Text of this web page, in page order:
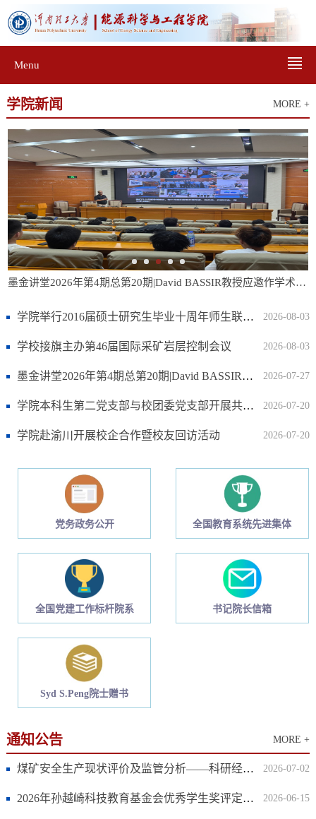
Menu
学院新闻 MORE +
墨金讲堂2026年第4期总第20期|David BASSIR教授应邀作学术报告
2026-08-03
学院举行2016届硕士研究生毕业十周年师生联谊会 ​
2026-08-03
学校接旗主办第46届国际采矿岩层控制会议
2026-07-27
墨金讲堂2026年第4期总第20期|David BASSIR教授应邀作学术报告
2026-07-20
学院本科生第二党支部与校团委党支部开展共建活动
2026-07-20
学院赴渝川开展校企合作暨校友回访活动
党务政务公开 全国教育系统先进集体
全国党建工作标杆院系 书记院长信箱
Syd S.Peng院士赠书
通知公告 MORE +
2026-07-02
煤矿安全生产现状评价及监管分析——科研经费采购论证和评审结果公示
2026-06-15
2026年孙越崎科技教育基金会优秀学生奖评定结果公示